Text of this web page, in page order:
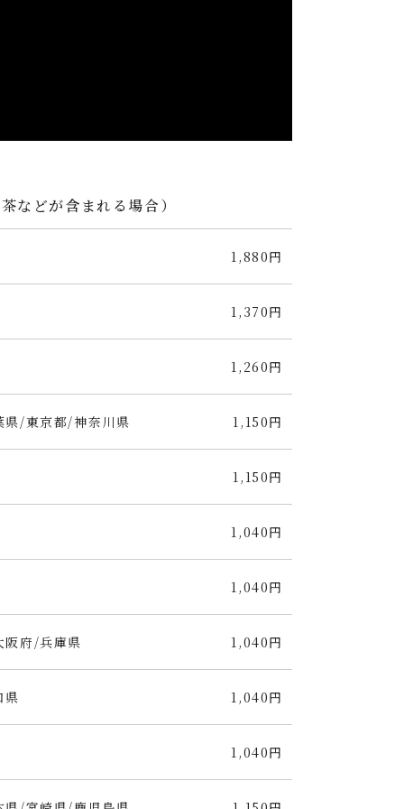
などが含まれる場合）
1,880円
1,370円
1,260円
/東京都/神奈川県 1,150円
1,150円
1,040円
1,040円
府/兵庫県 1,040円
県 1,040円
1,040円